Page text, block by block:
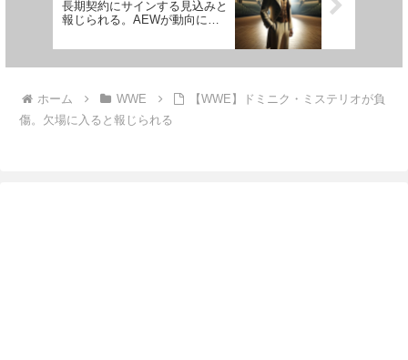
長期契約にサインする見込みと
報じられる。AEWが動向に注
ホーム WWE
【WWE】ドミニク・ミステリオが負
傷。欠場に入ると報じられる